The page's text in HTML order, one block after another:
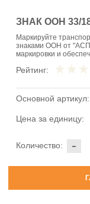
ЗНАК ООН 33/
Маркируйте
знаками ООН от
маркировки и
Рейтинг:
Основной артикул:
Цена за единицу:
-
Количество: